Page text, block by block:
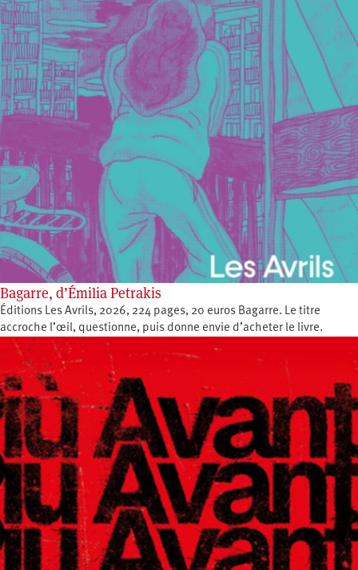
Bagarre, d’Émilia Petrakis
Éditions Les Avrils, 2026, 224 pages, 20 euros Bagarre. Le titre
accroche l’œil, questionne, puis donne envie d’acheter le livre.